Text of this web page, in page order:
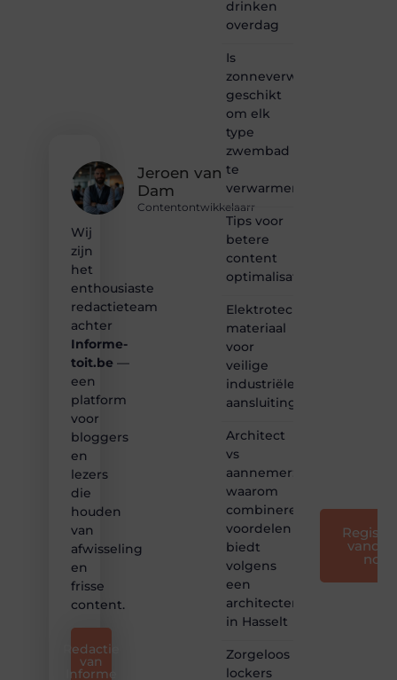
Jeroen van
Dam
Contentontwikkelaarr
Wij
zijn
het
enthousiaste
redactieteam
achter
Informe-
toit.be —
een
platform
voor
bloggers
en
lezers
die
houden
van
afwisseling
en
frisse
content.
Redactie
van
Informe
drinken
overdag
Is
zonneverwarming
geschikt
om elk
type
zwembad
te
verwarmen?
Tips voor
betere
content
optimalisatie
Elektrotechnisch
materiaal
voor
veilige
industriële
aansluitingen
Architect
vs
aannemer:
waarom
combineren
voordelen
biedt
volgens
een
architectenbureau
in Hasselt
Zorgeloos
lockers
nog